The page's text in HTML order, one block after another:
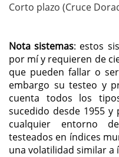
Corto plazo (Cruce
Nota sistemas: estos
por mí y requieren de
que pueden fallar o
embargo su testeo y
cuenta todos los
sucedido desde 1955
cualquier entorno
testeados en índices
una volatilidad similar a